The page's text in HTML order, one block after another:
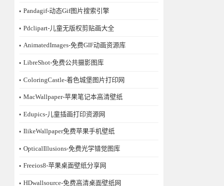
Pandagif-动态Gif图片搜索引擎
Pdclipart-儿童无版权剪贴画大全
AnimatedImages-免费GIF动画资源库
LibreShot-免费公共摄影图库
ColoringCastle-着色城堡图片打印网
MacWallpaper-苹果笔记本高清壁纸
Edupics-儿童插画打印资源网
IlikeWallpaper免费苹果手机壁纸
OpticalIllusions-免费光学错觉图库
Freeios8-苹果桌面壁纸分享网
HDwallsource-免费高清桌面壁纸网